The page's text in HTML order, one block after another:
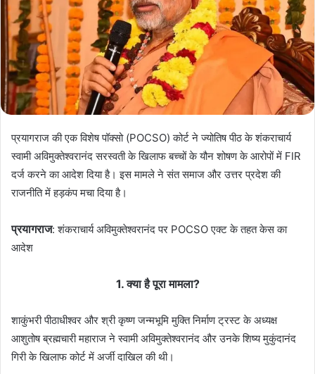
प्रयागराज की एक विशेष पॉक्सो (POCSO) कोर्ट ने ज्योतिष पीठ के शंकराचार्य
स्वामी अविमुक्तेश्वरानंद सरस्वती के खिलाफ बच्चों के यौन शोषण के आरोपों में FIR
दर्ज करने का आदेश दिया है। इस मामले ने संत समाज और उत्तर प्रदेश की
राजनीति में हड़कंप मचा दिया है।
प्रयागराज: शंकराचार्य अविमुक्तेश्वरानंद पर POCSO एक्ट के तहत केस का
आदेश
1. क्या है पूरा मामला?
शाकुंभरी पीठाधीश्वर और श्री कृष्ण जन्मभूमि मुक्ति निर्माण ट्रस्ट के अध्यक्ष
आशुतोष ब्रह्मचारी महाराज ने स्वामी अविमुक्तेश्वरानंद और उनके शिष्य मुकुंदानंद
गिरी के खिलाफ कोर्ट में अर्जी दाखिल की थी।